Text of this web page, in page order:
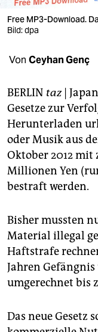
veranstaltungen
fragen & hilfe
unterstützen
abo
genossenschaft
epaper login
Free MP3-Download.
Bild: dpa
Von Ceyhan Genç
BERLIN taz|
Gesetze zur
Herunterladen
oder Musik aus
Oktober 2012 mit
Millionen Yen
bestraft werden.
Bisher mussten
Material illegal
Haftstrafe
Jahren
umgerechnet bis
Das neue Gesetz